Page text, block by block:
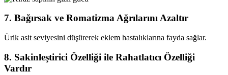
7. Bağırsak ve Romatizma Ağrılarını Azaltır
Ürik asit seviyesini düşürerek eklem hastalıklarına fayda sağlar.
8. Sakinleştirici Özelliği ile Rahatlatıcı Özelliği
Vardır